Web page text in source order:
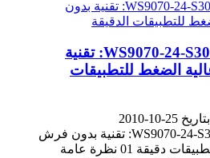
منفاخ هواء WS9070-24-S300: تقنية
الضغط للتطبيقات
10-2010
منفاخ الهواء WS9070-24-S300: تقنية بدون فرش
عالية الضغط لتطبيقات دقيقة 01 نظرة عامة